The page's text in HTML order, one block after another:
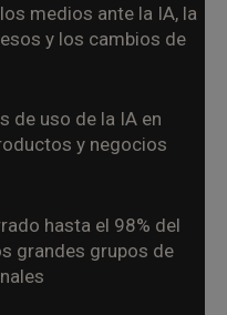
medios ante la IA, la
y los cambios de
de uso de la IA en
y negocios
hasta el 98% del
grandes grupos de